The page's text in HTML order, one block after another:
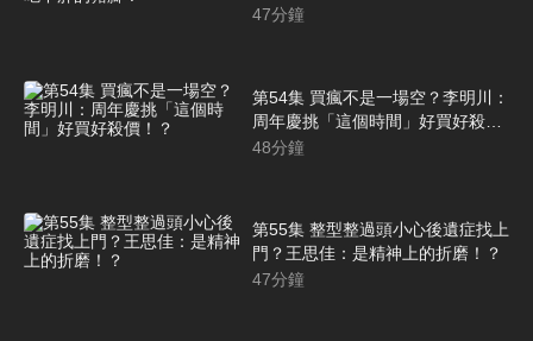
腳！
47分鐘
第54集 買瘋不是一場空？李明川：
周年慶挑「這個時間」好買好殺
價！？
48分鐘
第55集 整型整過頭小心後遺症找上
門？王思佳：是精神上的折磨！？
47分鐘